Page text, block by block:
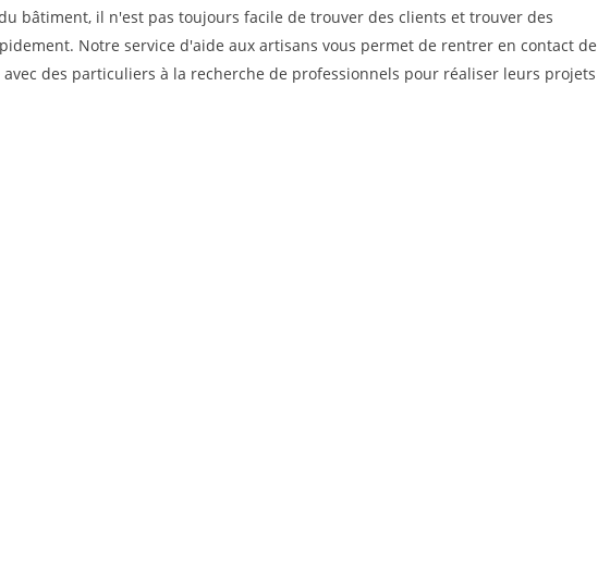
bâtiment, il n'est pas toujours facile de trouver des clients et trouver des
Notre service d'aide aux artisans vous permet de rentrer en contact de
des particuliers à la recherche de professionnels pour réaliser leurs projets